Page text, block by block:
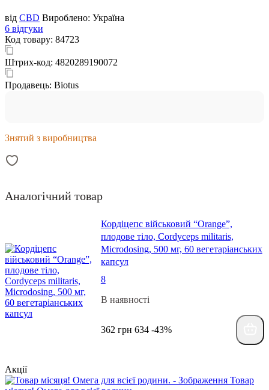
від CBD Вироблено: Україна
6 відгуки
Код товару: 84723
Штрих-код: 4820289190072
Продавець: Biotus
Знятий з виробництва
Аналогічний товар
Кордіцепс військовий “Orange”,
плодове тіло, Cordyceps militaris,
Microdosing, 500 мг, 60 вегетаріанських
капсул
8
В наявності
362 грн 634 -43%
Акції
Товар